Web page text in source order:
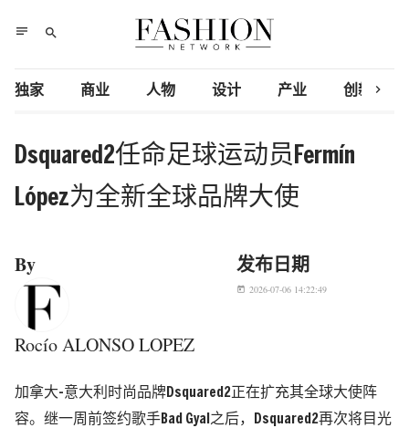
notes search
独家 商业 人物 设计 产业 创新研究
chevron_right
Dsquared2任命足球运动员Fermín
López为全新全球品牌大使
By
Rocío ALONSO LOPEZ
发布日期
today 2026-07-06 14:22:49
加拿大-意大利时尚品牌Dsquared2正在扩充其全球大使阵
容。继一周前签约歌手Bad Gyal之后，Dsquared2再次将目光